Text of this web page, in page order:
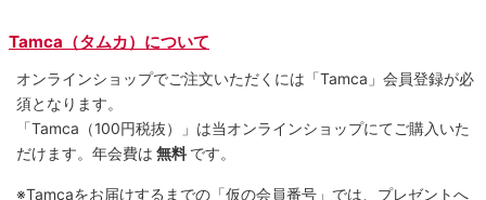
Tamca（タムカ）について
オンラインショップでご注⽂いただくには「Tamca」会員登録が必
須となります。
「Tamca （100円税抜）
」は当オンラインショップにてご購⼊いた
だけます。 年会費は 無料 です。
※Tamcaをお届けするまでの「仮の会員番号」では、プレゼントへ